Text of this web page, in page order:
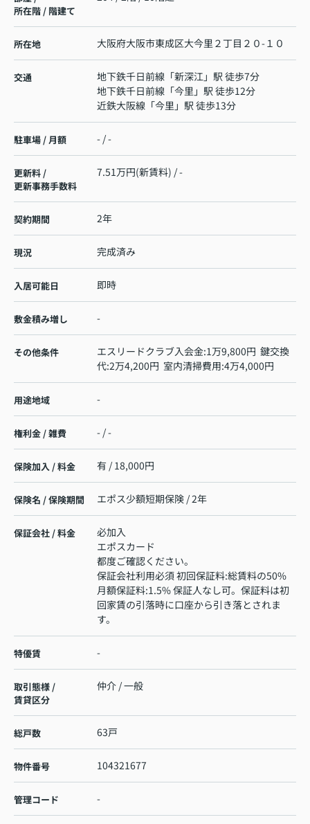
所在階 / 階建て
所在地 大阪府大阪市東成区大今里 ２丁目２０-１０
交通 地下鉄千日前線 「新深江」駅 徒歩7分
地下鉄千日前線 「今里 」駅 徒歩12分
近鉄大阪線 「今里 」駅 徒歩13分
駐車場 / 月額 - / -
更新料 /
更新事務手数料
7.51万円(新賃料) / -
契約期間 2年
現況 完成済み
入居可能日 即時
敷金積み増し -
その他条件
エスリードクラブ入会金:1万9,800円 鍵交換
代:2万4,200円 室内清掃費用:4万4,000円
用途地域 -
権利金 / 雑費 - / -
保険加入 / 料金 有 / 18,000円
保険名 / 保険期間 エポス少額短期保険 / 2年
保証会社 / 料金
必加入
エポスカード
都度ご確認ください。
保証会社利用必須 初回保証料:総賃料の50%
月額保証料:1.5% 保証人なし可。保証料は初
回家賃の引落時に口座から引き落とされま
す。
特優賃 -
取引態様 /
賃貸区分
仲介 / 一般
総戸数 63戸
物件番号 104321677
管理コード -